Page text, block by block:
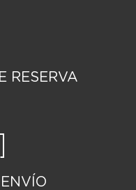
RESERVA